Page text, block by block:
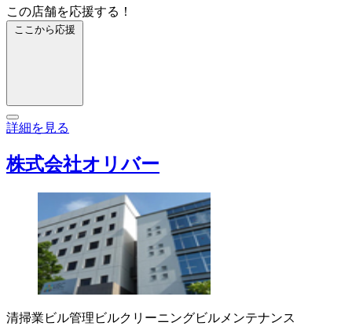
この店舗を応援する！
ここから応援
詳細を見る
株式会社オリバー
清掃業 ビル管理 ビルクリーニングビルメンテナンス